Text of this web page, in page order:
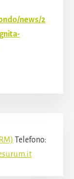
news/2
Telefono: